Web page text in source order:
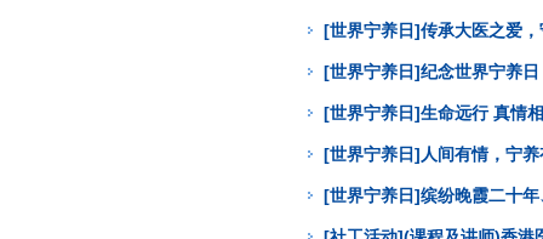
[世界宁养日]传承大医之爱
[世界宁养日]纪念世界宁养
[世界宁养日]生命远行 真情
[世界宁养日]人间有情，宁
[世界宁养日]缤纷晚霞二十